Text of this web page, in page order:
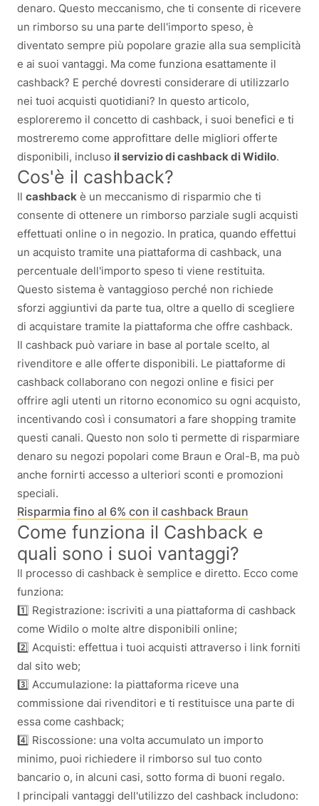
denaro. Questo meccanismo, che ti consente di ricevere
un rimborso su una parte dell'importo speso, è
diventato sempre più popolare grazie alla sua semplicità
e ai suoi vantaggi. Ma come funziona esattamente il
cashback? E perché dovresti considerare di utilizzarlo
nei tuoi acquisti quotidiani? In questo articolo,
esploreremo il concetto di cashback, i suoi benefici e ti
mostreremo come approfittare delle migliori offerte
disponibili, incluso il servizio di cashback di Widilo.
Cos'è il cashback?
Il cashback è un meccanismo di risparmio che ti
consente di ottenere un rimborso parziale sugli acquisti
effettuati online o in negozio. In pratica, quando effettui
un acquisto tramite una piattaforma di cashback, una
percentuale dell'importo speso ti viene restituita.
Questo sistema è vantaggioso perché non richiede
sforzi aggiuntivi da parte tua, oltre a quello di scegliere
di acquistare tramite la piattaforma che offre cashback.
Il cashback può variare in base al portale scelto, al
rivenditore e alle offerte disponibili. Le piattaforme di
cashback collaborano con negozi online e fisici per
offrire agli utenti un ritorno economico su ogni acquisto,
incentivando così i consumatori a fare shopping tramite
questi canali. Questo non solo ti permette di risparmiare
denaro su negozi popolari come Braun e Oral-B, ma può
anche fornirti accesso a ulteriori sconti e promozioni
speciali.
Risparmia fino al 6% con il cashback Braun
Come funziona il Cashback e
quali sono i suoi vantaggi?
Il processo di cashback è semplice e diretto. Ecco come
funziona:
1️⃣ Registrazione: iscriviti a una piattaforma di cashback
come Widilo o molte altre disponibili online;
2️⃣ Acquisti: effettua i tuoi acquisti attraverso i link forniti
dal sito web;
3️⃣ Accumulazione: la piattaforma riceve una
commissione dai rivenditori e ti restituisce una parte di
essa come cashback;
4️⃣ Riscossione: una volta accumulato un importo
minimo, puoi richiedere il rimborso sul tuo conto
bancario o, in alcuni casi, sotto forma di buoni regalo.
I principali vantaggi dell'utilizzo del cashback includono: